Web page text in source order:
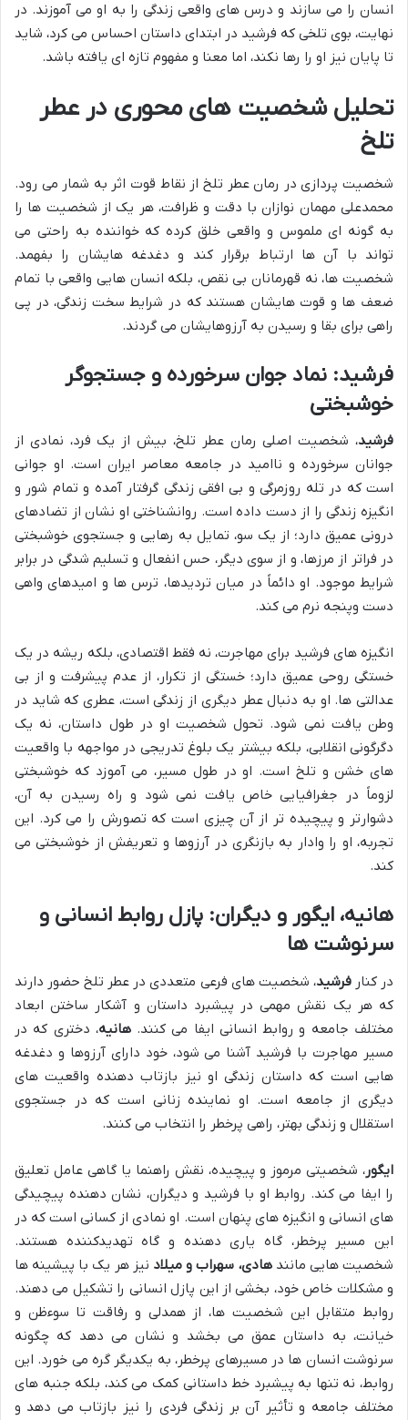
انسان را می سازند و درس های واقعی زندگی را به او می آموزند. در
نهایت، بوی تلخی که فرشید در ابتدای داستان احساس می کرد، شاید
تا پایان نیز او را رها نکند، اما معنا و مفهوم تازه ای یافته باشد.
تحلیل شخصیت های محوری در عطر
تلخ
شخصیت پردازی در رمان عطر تلخ از نقاط قوت اثر به شمار می رود.
محمدعلی مهمان نوازان با دقت و ظرافت، هر یک از شخصیت ها را
به گونه ای ملموس و واقعی خلق کرده که خواننده به راحتی می
تواند با آن ها ارتباط برقرار کند و دغدغه هایشان را بفهمد.
شخصیت ها، نه قهرمانان بی نقص، بلکه انسان هایی واقعی با تمام
ضعف ها و قوت هایشان هستند که در شرایط سخت زندگی، در پی
راهی برای بقا و رسیدن به آرزوهایشان می گردند.
فرشید: نماد جوان سرخورده و جستجوگر
خوشبختی
فرشید، شخصیت اصلی رمان عطر تلخ، بیش از یک فرد، نمادی از
جوانان سرخورده و ناامید در جامعه معاصر ایران است. او جوانی
است که در تله روزمرگی و بی افقی زندگی گرفتار آمده و تمام شور و
انگیزه زندگی را از دست داده است. روانشناختی او نشان از تضادهای
درونی عمیق دارد؛ از یک سو، تمایل به رهایی و جستجوی خوشبختی
در فراتر از مرزها، و از سوی دیگر، حس انفعال و تسلیم شدگی در برابر
شرایط موجود. او دائماً در میان تردیدها، ترس ها و امیدهای واهی
دست وپنجه نرم می کند.
انگیزه های فرشید برای مهاجرت، نه فقط اقتصادی، بلکه ریشه در یک
خستگی روحی عمیق دارد؛ خستگی از تکرار، از عدم پیشرفت و از بی
عدالتی ها. او به دنبال عطر دیگری از زندگی است، عطری که شاید در
وطن یافت نمی شود. تحول شخصیت او در طول داستان، نه یک
دگرگونی انقلابی، بلکه بیشتر یک بلوغ تدریجی در مواجهه با واقعیت
های خشن و تلخ است. او در طول مسیر، می آموزد که خوشبختی
لزوماً در جغرافیایی خاص یافت نمی شود و راه رسیدن به آن،
دشوارتر و پیچیده تر از آن چیزی است که تصورش را می کرد. این
تجربه، او را وادار به بازنگری در آرزوها و تعریفش از خوشبختی می
کند.
هانیه، ایگور و دیگران: پازل روابط انسانی و
سرنوشت ها
در کنارفرشید، شخصیت های فرعی متعددی در عطر تلخ حضور دارند
که هر یک نقش مهمی در پیشبرد داستان و آشکار ساختن ابعاد
مختلف جامعه و روابط انسانی ایفا می کنند.هانیه، دختری که در
مسیر مهاجرت با فرشید آشنا می شود، خود دارای آرزوها و دغدغه
هایی است که داستان زندگی او نیز بازتاب دهنده واقعیت های
دیگری از جامعه است. او نماینده زنانی است که در جستجوی
استقلال و زندگی بهتر، راهی پرخطر را انتخاب می کنند.
ایگور، شخصیتی مرموز و پیچیده، نقش راهنما یا گاهی عامل تعلیق
را ایفا می کند. روابط او با فرشید و دیگران، نشان دهنده پیچیدگی
های انسانی و انگیزه های پنهان است. او نمادی از کسانی است که در
این مسیر پرخطر، گاه یاری دهنده و گاه تهدیدکننده هستند.
شخصیت هایی مانندهادی، سهراب و میلاد نیز هر یک با پیشینه ها
و مشکلات خاص خود، بخشی از این پازل انسانی را تشکیل می دهند.
روابط متقابل این شخصیت ها، از همدلی و رفاقت تا سوءظن و
خیانت، به داستان عمق می بخشد و نشان می دهد که چگونه
سرنوشت انسان ها در مسیرهای پرخطر، به یکدیگر گره می خورد. این
روابط، نه تنها به پیشبرد خط داستانی کمک می کند، بلکه جنبه های
مختلف جامعه و تأثیر آن بر زندگی فردی را نیز بازتاب می دهد و